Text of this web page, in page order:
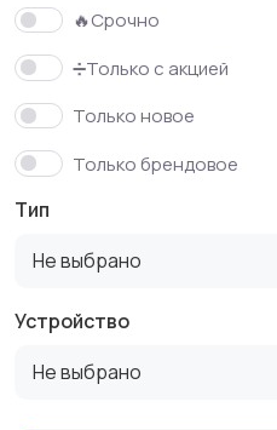
🔥Срочно
➗Только с акцией
Только новое
Только брендовое
Тип
Не выбрано
Устройство
Не выбрано